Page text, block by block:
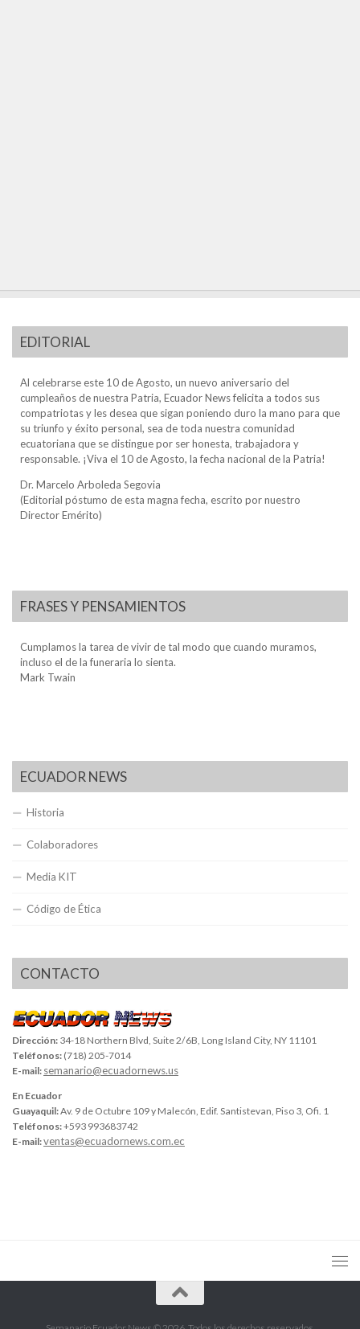
EDITORIAL
Al celebrarse este 10 de Agosto, un nuevo aniversario del
cumpleaños de nuestra Patria, Ecuador News felicita a todos sus
compatriotas y les desea que sigan poniendo duro la mano para que
su triunfo y éxito personal, sea de toda nuestra comunidad
ecuatoriana que se distingue por ser honesta, trabajadora y
responsable. ¡Viva el 10 de Agosto, la fecha nacional de la Patria!
Dr. Marcelo Arboleda Segovia
(Editorial póstumo de esta magna fecha, escrito por nuestro
Director Emérito)
FRASES Y PENSAMIENTOS
Cumplamos la tarea de vivir de tal modo que cuando muramos,
incluso el de la funeraria lo sienta.
Mark Twain
ECUADOR NEWS
Historia
Colaboradores
Media KIT
Código de Ética
CONTACTO
Dirección: 34-18 Northern Blvd, Suite 2/6B, Long Island City, NY 11101
Teléfonos: (718) 205-7014
E-mail: semanario@ecuadornews.us
En Ecuador
Guayaquil:Av. 9 de Octubre 109 y Malecón, Edif. Santistevan, Piso 3, Ofi. 1
Teléfonos:+593 993683742
E-mail:ventas@ecuadornews.com.ec